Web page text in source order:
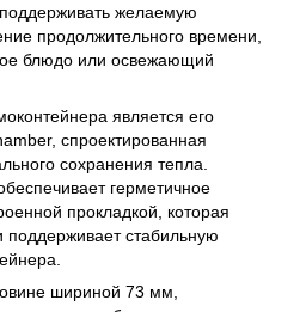
желаемую
продолжительного времени,
блюдо или освежающий
является его
спроектированная
сохранения тепла.
герметичное
прокладкой, которая
поддерживает стабильную
шириной 73 мм,